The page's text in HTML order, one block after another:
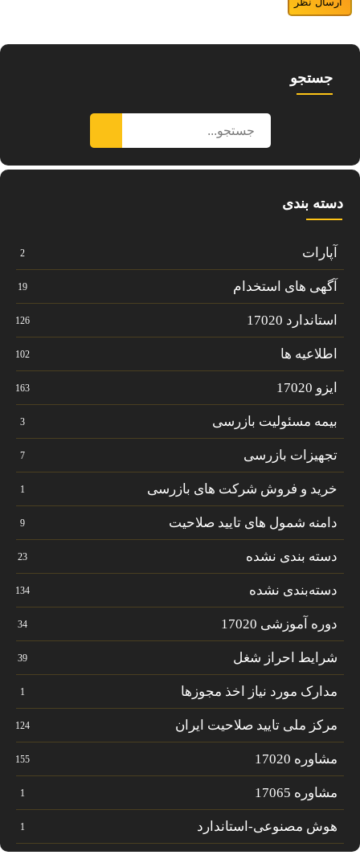
جستجو
دسته بندی
آپارات 2
آگهی های استخدام 19
استاندارد 17020 126
اطلاعیه ها 102
ایزو 17020 163
بیمه مسئولیت بازرسی 3
تجهیزات بازرسی 7
خرید و فروش شرکت های بازرسی 1
دامنه شمول های تایید صلاحیت 9
دسته بندی نشده 23
دسته‌بندی نشده 134
دوره آموزشی 17020 34
شرایط احراز شغل 39
مدارک مورد نیاز اخذ مجوزها 1
مرکز ملی تایید صلاحیت ایران 124
مشاوره 17020 155
مشاوره 17065 1
هوش مصنوعی-استاندارد 1